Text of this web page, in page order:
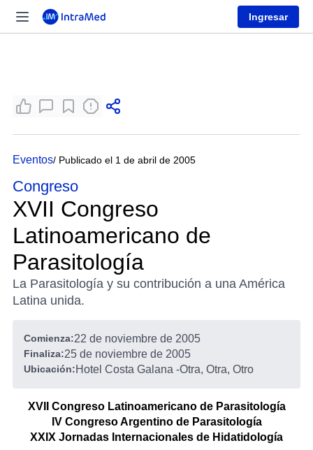
Ingresar
Eventos/ Publicado el 1 de abril de 2005
Congreso
XVII Congreso
Latinoamericano de
Parasitología
La Parasitología y su contribución a una América
Latina unida.
Comienza:22 de noviembre de 2005
Finaliza:25 de noviembre de 2005
Ubicación:Hotel Costa Galana -Otra, Otra, Otro
XVII Congreso Latinoamericano de Parasitología
IV Congreso Argentino de Parasitología
XXIX Jornadas Internacionales de Hidatidología